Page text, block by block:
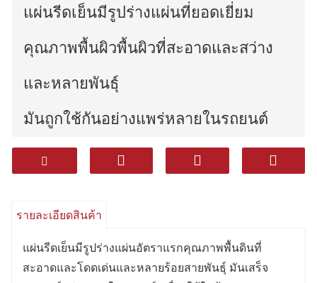
แผ่นรีดเย็นมีรูปร่างแผ่นที่ยอดเยี่ยม
คุณภาพพื้นผิวพื้นผิวที่สะอาดและสว่าง
และหลายพันธุ์
มันถูกใช้กันอย่างแพร่หลายในรถยนต์
เครื่องใช้ในบ้านภาชนะบรรจุภัณฑ์
อื่น ๆ
รายละเอียดสินค้า
แผ่นรีดเย็นมีรูปร่างแผ่นอัตราแรกคุณภาพพื้นดินที่
สะอาดและโดดเด่นและหลายร้อยสายพันธุ์ มันเสร็จ